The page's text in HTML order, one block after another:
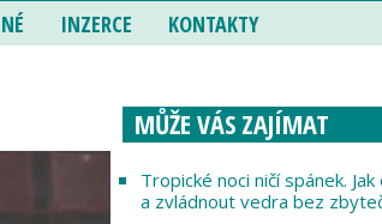
INZERCE KONTAKTY
MŮŽE VÁS ZAJÍMAT
Tropické noci ničí spánek.
a zvládnout vedra bez